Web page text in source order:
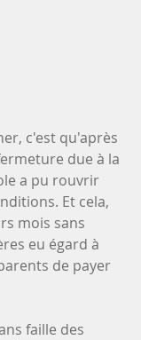
c'est qu'après
due à la
a pu rouvrir
Et cela,
mois sans
eu égard à
de payer
faille des